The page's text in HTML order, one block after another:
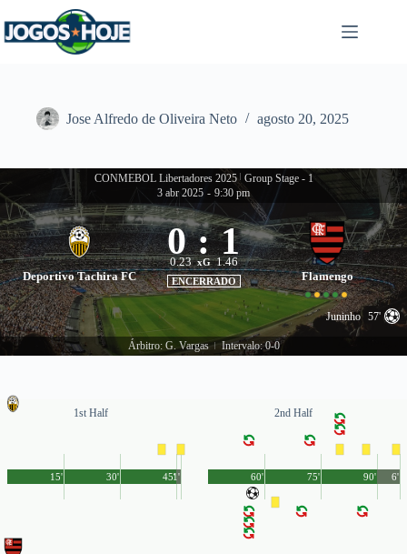
para
o
Jose Alfredo de Oliveira Neto agosto 20, 2025
CONMEBOL Libertadores 2025
Group Stage - 1
3 abr 2025 - 9:30 pm
Deportivo Tachira FC
0 : 1
0.23 xG 1.46
ENCERRADO Flamengo
Juninho 57'
Árbitro: G. Vargas Intervalo: 0-0
1st Half
45'
15' 30' 1'
2nd Half
90'
60' 75' 6'